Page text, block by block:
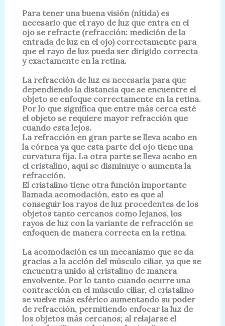
Para tener una buena visión (nítida) es
necesario que el rayo de luz que entra en el
ojo se refracte (refracción: medición de la
entrada de luz en el ojo) correctamente para
que el rayo de luz pueda ser dirigido correcta
y exactamente en la retina.
La refracción de luz es necesaria para que
dependiendo la distancia que se encuentre el
objeto se enfoque correctamente en la retina.
Por lo que significa que entre más cerca esté
el objeto se requiere mayor refracción que
cuando esta lejos.
La refracción en gran parte se lleva acabo en
la córnea ya que esta parte del ojo tiene una
curvatura fija. La otra parte se lleva acabo en
el cristalino, aquí se disminuye o aumenta la
refracción.
El cristalino tiene otra función importante
llamada acomodación, esto es que al
conseguir los rayos de luz procedentes de los
objetos tanto cercanos como lejanos, los
rayos de luz con la variante de refracción se
enfoquen de manera correcta en la retina.
La acomodación es un mecanismo que se da
gracias a la acción del músculo ciliar, ya que se
encuentra unido al cristalino de manera
envolvente. Por lo tanto cuando ocurre una
contracción en el músculo ciliar, el cristalino
se vuelve más esférico aumentando su poder
de refracción, permitiendo enfocar la luz de
los objetos más cercanos; al relajarse el